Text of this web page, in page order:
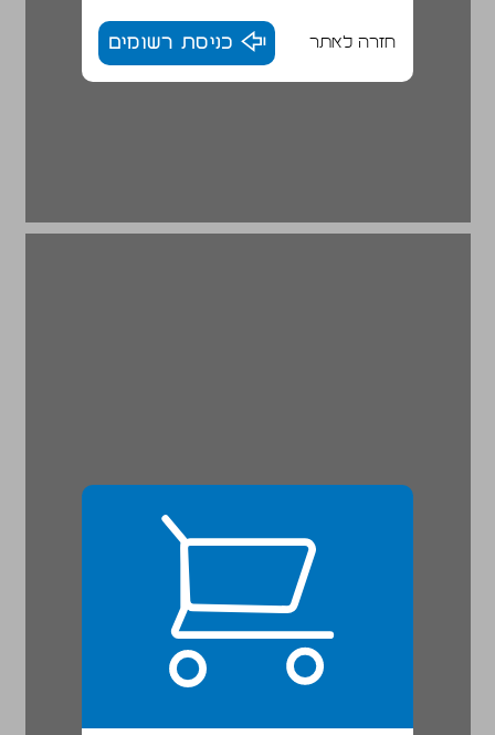
חזרה לאתר כניסת רשומים